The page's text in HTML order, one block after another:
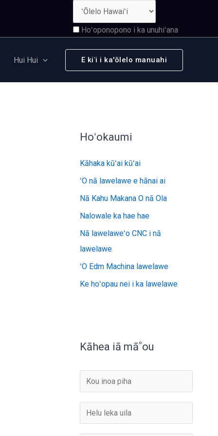
Hoʻoponopono i ka unuhiʻana
Hui Hui E kiʻi i ka'ōlelo manuahi
Hoʻokaumi
Kāhaka kūʻai kūʻai
ʻO nā lawelawe e hānai ai
Nā Kahu Makana O nā Ola
Nalowale ka hae hae
Nā lawelaweʻo CNC i nā
lawelawe
ʻO Edm Machina lawelawe
Ke hoʻopau nei i ka lawelawe
Kāhea iā mā˚ou
n
a
e